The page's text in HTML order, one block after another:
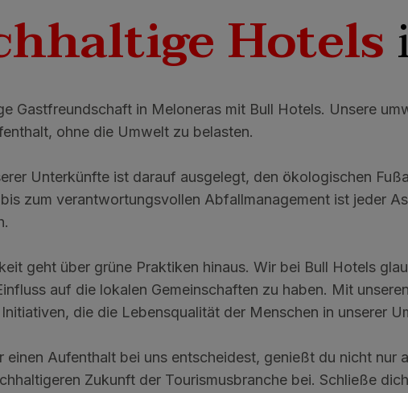
Hotels
Gastfreundschaft in Meloneras mit Bull Hotels. Unsere
ohne die Umwelt zu belasten.
Unterkünfte ist darauf ausgelegt, den ökologischen
zum verantwortungsvollen Abfallmanagement ist jeder
geht über grüne Praktiken hinaus. Wir bei Bull Hotels
auf die lokalen Gemeinschaften zu haben. Mit
die die Lebensqualität der Menschen in unserer
einen Aufenthalt bei uns entscheidest, genießt du nicht nur
Zukunft der Tourismusbranche bei. Schließe